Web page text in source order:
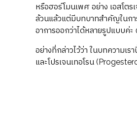
หรือฮอร์โมนเพศ อย่าง เอสโต
ล้วนแล้วแต่มีบทบาทสำคัญในกา
อาการออกว่าได้หลายรูปแบบค่
อย่างที่กล่าวไว้ว่า ในบทความเ
และโปรเจนเทอโรน